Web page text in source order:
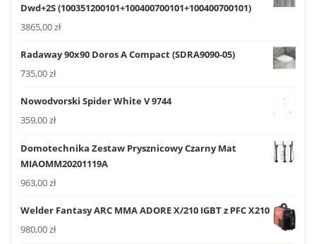
Dwd+2S (100351200101+100400700101+100400700101)
3865,00zł
Radaway 90x90 Doros A Compact (SDRA9090-05)
735,00zł
Nowodvorski Spider White V 9744
359,00zł
Domotechnika Zestaw Prysznicowy Czarny Mat
MIAOMM20201119A
963,00zł
Welder Fantasy ARC MMA ADORE X/210 IGBT z PFC X210
980,00zł